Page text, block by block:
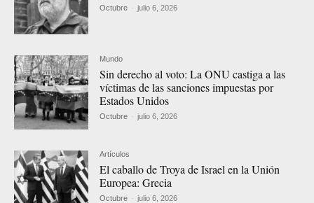
Octubre - julio 6, 2026
Mundo
Sin derecho al voto: La ONU castiga a las
víctimas de las sanciones impuestas por
Estados Unidos
Octubre - julio 6, 2026
Artículos
El caballo de Troya de Israel en la Unión
Europea: Grecia
Octubre - julio 6, 2026